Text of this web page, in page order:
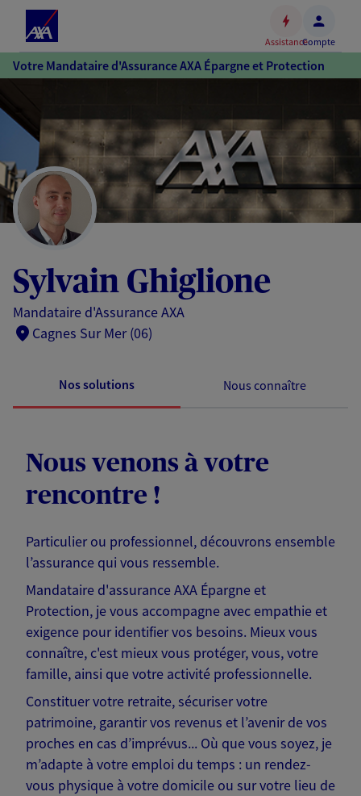
Accéder
au
Accéder
au
pied
de
page
AssistanceCompte
Votre Mandataire d'Assurance AXA Épargne et Protection
Sylvain Ghiglione
Mandataire d'Assurance AXA
Cagnes Sur Mer (06)
Nos solutions Nous connaître
Nous venons à votre
rencontre !
Particulier ou professionnel, découvrons ensemble
l’assurance qui vous ressemble.
Mandataire d'assurance AXA Épargne et
Protection, je vous accompagne avec empathie et
exigence pour identifier vos besoins. Mieux vous
connaître, c'est mieux vous protéger, vous, votre
famille, ainsi que votre activité professionnelle.
Constituer votre retraite, sécuriser votre
patrimoine, garantir vos revenus et l’avenir de vos
proches en cas d’imprévus... Où que vous soyez, je
m’adapte à votre emploi du temps : un rendez-
vous physique à votre domicile ou sur votre lieu de